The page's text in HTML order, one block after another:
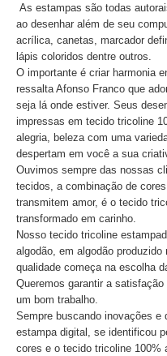
As estampas são todas
ao desenhar além de seu
acrílica, canetas, marcador
lápis coloridos dentre outros.
O importante é criar harmonia
ressalta Afonso Franco que
seja lá onde estiver. Seus
impressas em tecido tricoline
alegria, beleza com uma
despertam em você a sua
Ouvimos sempre das nossas
tecidos, a combinação de
transmitem amor, é o tecido
transformado em carinho.
Nosso tecido tricoline
algodão, em algodão
qualidade começa na escolha
Queremos garantir a
um bom trabalho.
Sempre buscando inovações e
estampa digital, se identificou
cores e o tecido tricoline 100%